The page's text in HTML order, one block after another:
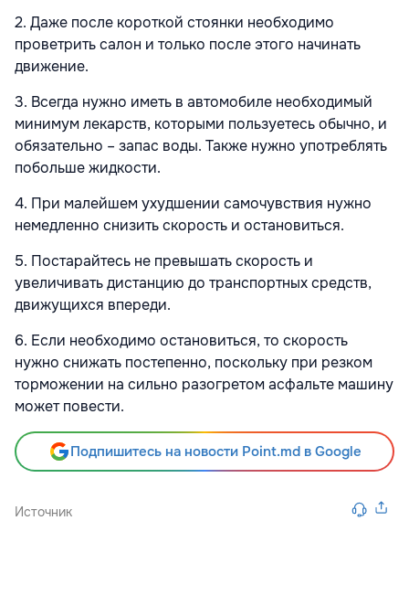
2. Даже после короткой стоянки необходимо
проветрить салон и только после этого начинать
движение.
3. Всегда нужно иметь в автомобиле необходимый
минимум лекарств, которыми пользуетесь обычно, и
обязательно – запас воды. Также нужно употреблять
побольше жидкости.
4. При малейшем ухудшении самочувствия нужно
немедленно снизить скорость и остановиться.
5. Постарайтесь не превышать скорость и
увеличивать дистанцию до транспортных средств,
движущихся впереди.
6. Если необходимо остановиться, то скорость
нужно снижать постепенно, поскольку при резком
торможении на сильно разогретом асфальте машину
может повести.
Подпишитесь на новости Point.md в Google
Источник